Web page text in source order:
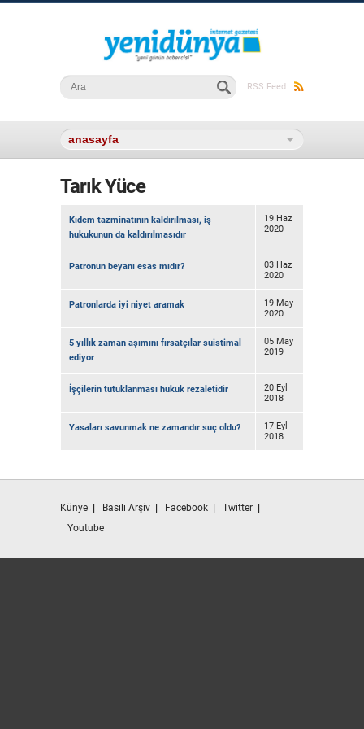
RSS Feed
Arama formu
Ara
Tarık Yüce
Kıdem tazminatının kaldırılması, iş
hukukunun da kaldırılmasıdır
19 Haz
2020
Patronun beyanı esas mıdır?
03 Haz
2020
Patronlarda iyi niyet aramak
19 May
2020
5 yıllık zaman aşımını fırsatçılar suistimal
ediyor
05 May
2019
İşçilerin tutuklanması hukuk rezaletidir
20 Eyl
2018
Yasaları savunmak ne zamandır suç oldu?
17 Eyl
2018
Künye Basılı Arşiv Facebook
Twitter
Youtube